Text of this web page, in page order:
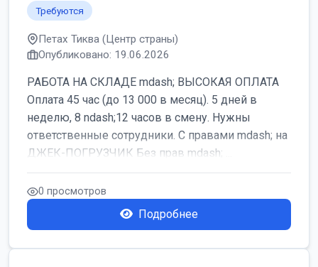
Требуются
Петах Тиква (Центр страны)
Опубликовано: 19.06.2026
РАБОТА НА СКЛАДЕ mdash; ВЫСОКАЯ ОПЛАТА
Оплата 45 час (до 13 000 в месяц). 5 дней в
неделю, 8 ndash;12 часов в смену. Нужны
ответственные сотрудники. С правами mdash; на
ДЖЕК-ПОГРУЗЧИК Без прав mdash; ...
0 просмотров
Подробнее